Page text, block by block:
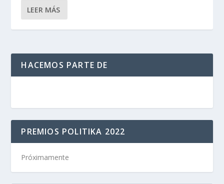
LEER MÁS
HACEMOS PARTE DE
PREMIOS POLITIKA 2022
Próximamente